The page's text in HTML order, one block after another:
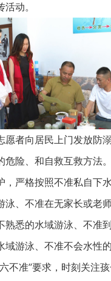
动。
者向居民上门发放防溺
危险、和自救互救方法
，严格按照不准私自下
泳、不准在无家长或老
熟悉的水域游泳、不准到
域游泳、不准不会水性
不准”要求，时刻关注孩